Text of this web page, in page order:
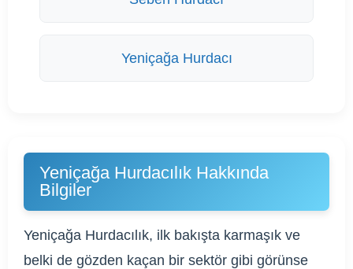
Yeniçağa Hurdacı
Yeniçağa Hurdacılık Hakkında
Bilgiler
Yeniçağa Hurdacılık, ilk bakışta karmaşık ve
belki de gözden kaçan bir sektör gibi görünse